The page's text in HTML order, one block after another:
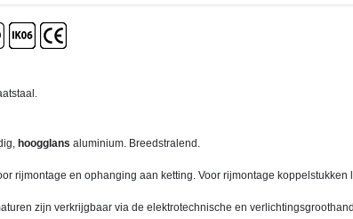
hoogglans aluminium. Breedstralend.
rijmontage en ophanging aan ketting. Voor rijmontage koppelstukken
zijn verkrijgbaar via de elektrotechnische en